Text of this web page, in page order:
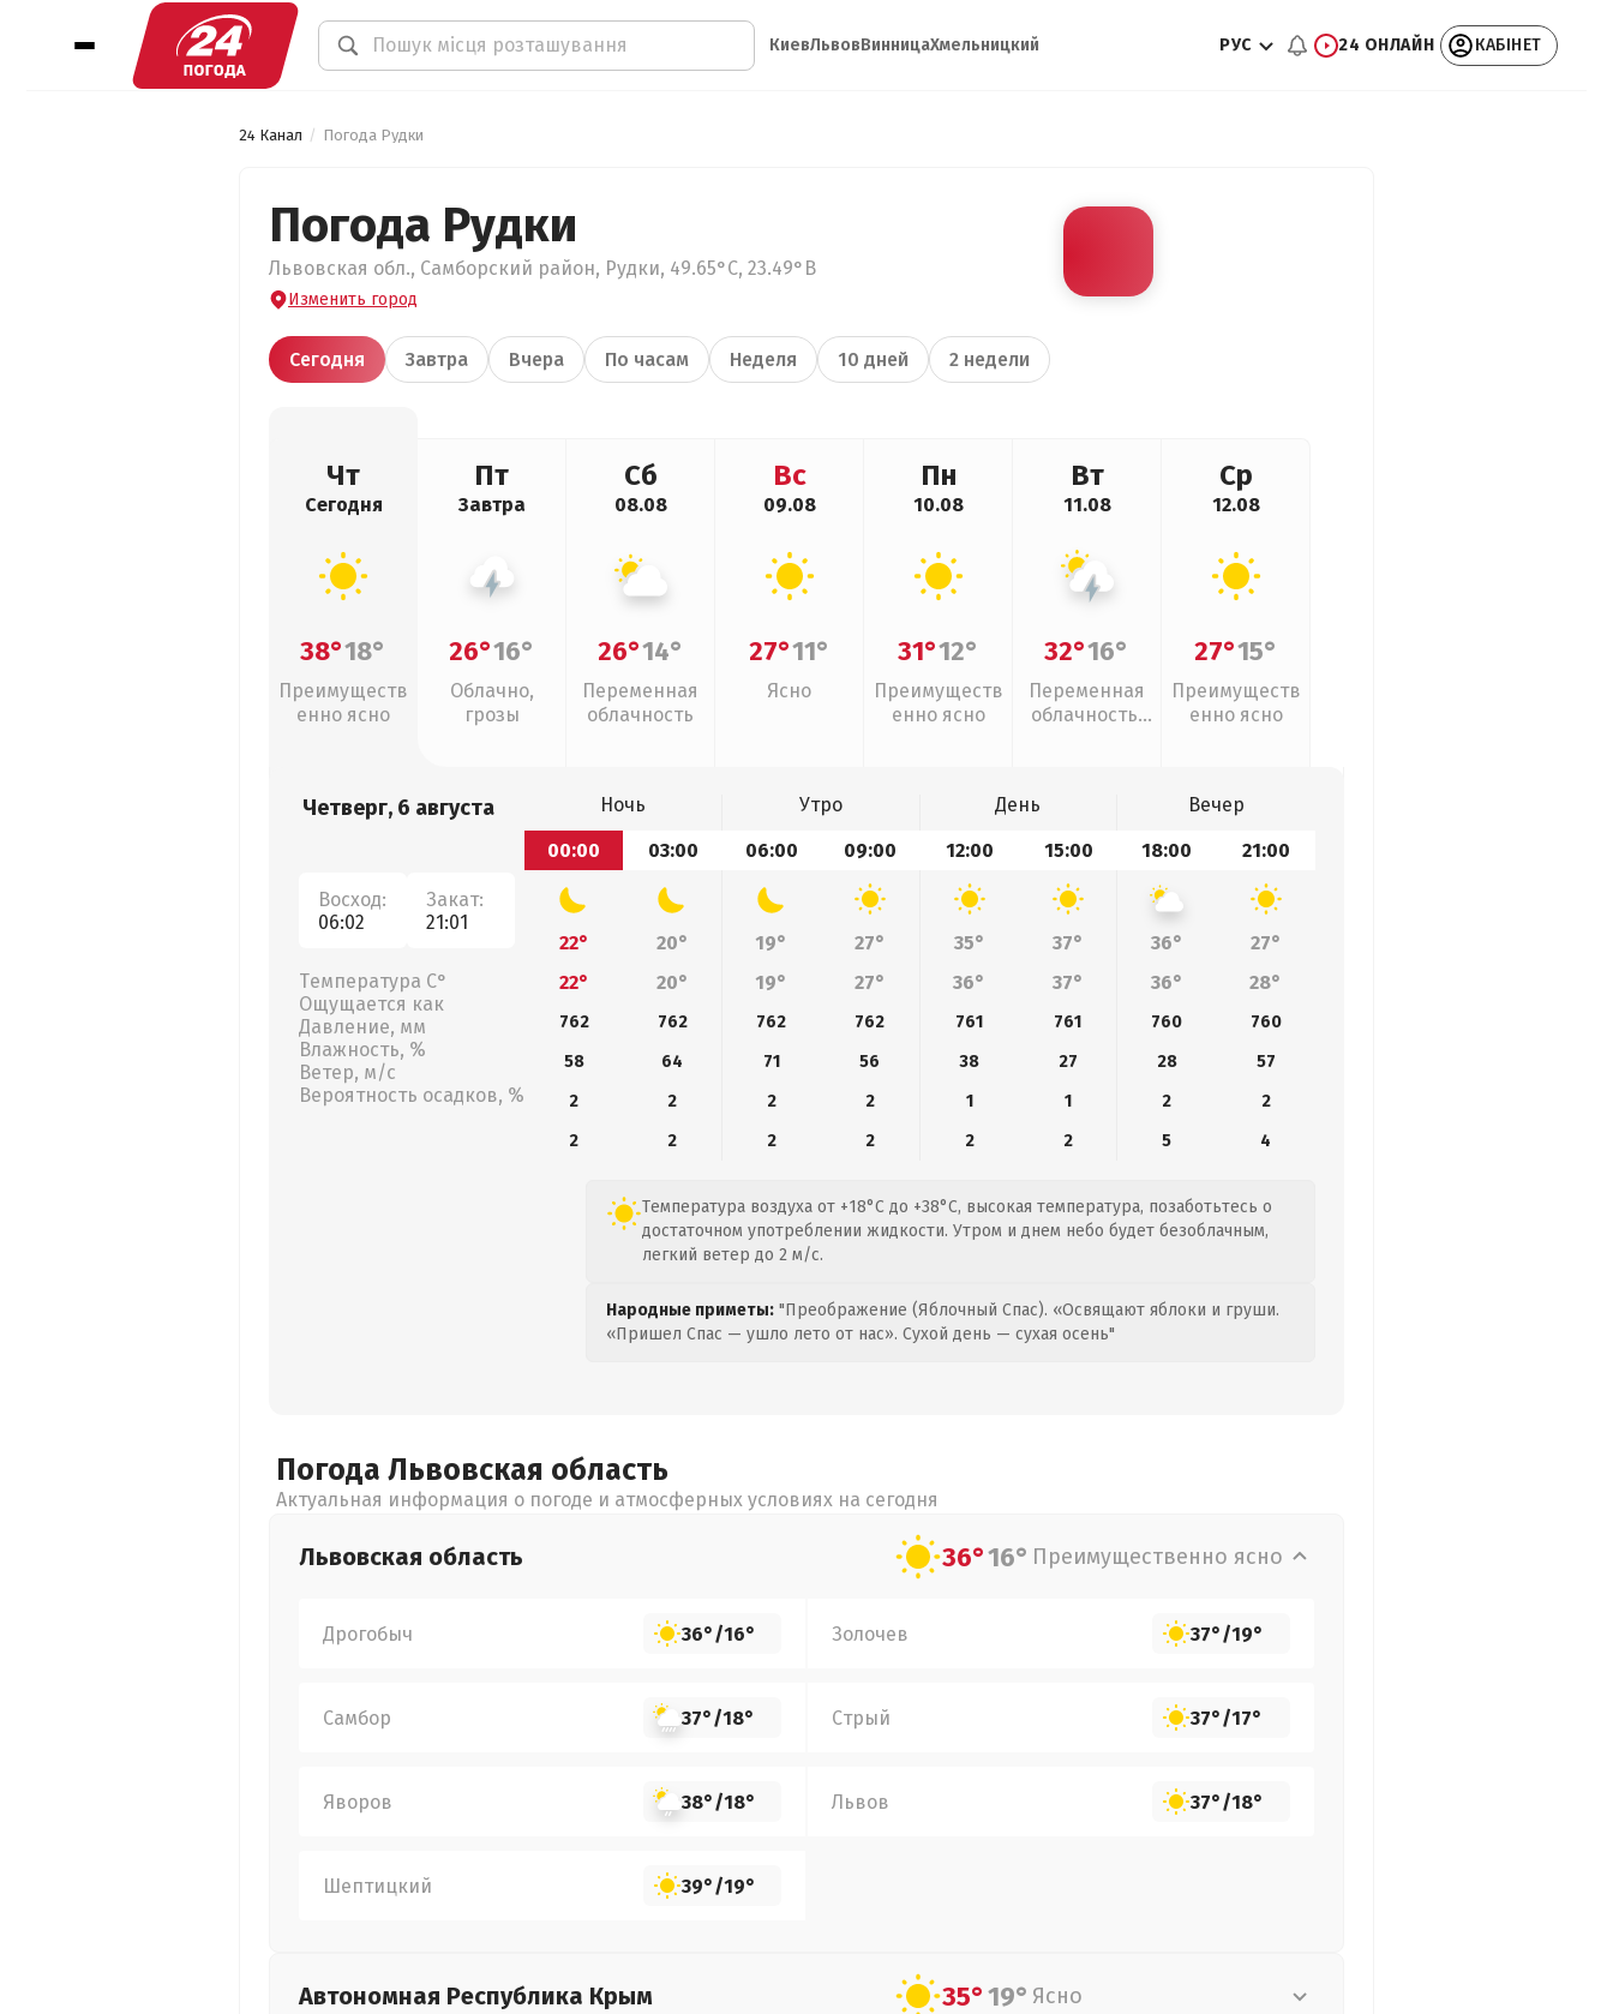
КиевЛьвовВинницаХмельницкий РУС 24 ОНЛАЙН КАБІНЕТ
24 Канал Погода Рудки
Погода Рудки
Львовская обл., Самборский район, Рудки, 49.65°С, 23.49°В
Изменить город
Сегодня Завтра Вчера По часам Неделя 10 дней 2 недели
Чт
Сегодня
38°18°
Преимуществ
енно ясно
Пт
Завтра
26°16°
Облачно,
грозы
Сб
08.08
26°14°
Переменная
облачность
Вс
09.08
27°11°
Ясно
Пн
10.08
31°12°
Преимуществ
енно ясно
Вт
11.08
32°16°
Переменная
облачность,
Ср
12.08
27°15°
Преимуществ
енно ясно
Четверг, 6 августа
Восход:
06:02
Закат:
21:01
Температура С°
Ощущается как
Давление, мм
Влажность, %
Ветер, м/с
Вероятность осадков, %
Ночь Утро День
Вечер
00:00
03:00 06:00 09:00 12:00 15:00 18:00 21:00
22° 20° 19° 27° 35° 37° 36°
27°
22°
20° 19° 27° 36° 37° 36° 28°
762 762 762 762 761 761 760
760
58
64 71 56 38 27 28
57
2
2 2 2 1 1 2
2
2
2 2 2 2 2 5 4
Температура воздуха от +18°C до +38°C, высокая температура, позаботьтесь о
достаточном употреблении жидкости. Утром и днем небо будет безоблачным,
легкий ветер до 2 м/с.
Народные приметы: "Преображение (Яблочный Спас). «Освящают яблоки и груши.
«Пришел Спас — ушло лето от нас». Сухой день — сухая осень"
Погода Львовская область
Актуальная информация о погоде и атмосферных условиях на сегодня
Львовская область 36°16° Преимущественно ясно
Дрогобыч 36°/16° Золочев 37°/19°
Самбор 37°/18° Стрый 37°/17°
Яворов 38°/18° Львов 37°/18°
Шептицкий 39°/19°
Автономная Республика Крым 35°19° Ясно